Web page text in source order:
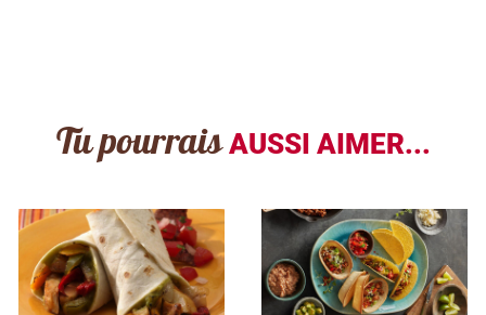
Tu pourrais AUSSI AIMER...